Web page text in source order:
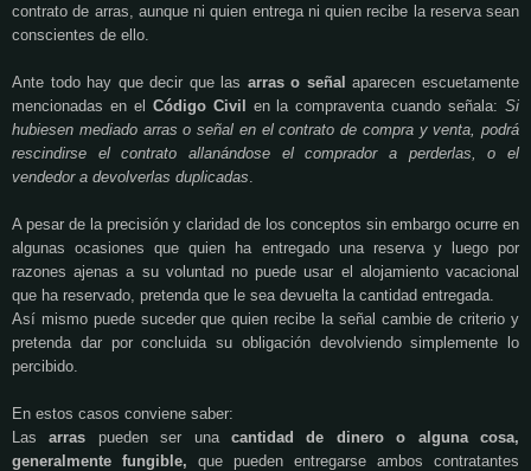
contrato de arras, aunque ni quien entrega ni quien recibe la reserva sean
conscientes de ello.
Ante todo hay que decir que las arras o señalaparecen escuetamente
mencionadas en el Código Civil en la compraventa cuando señala:Si
hubiesen mediado arras o señal en el contrato de compra y venta, podrá
rescindirse el contrato allanándose el comprador a perderlas, o el
vendedor a devolverlas duplicadas
A pesar de la precisión y claridad de los conceptos sin embargo ocurre en
algunas ocasiones que quien ha entregado una reserva y luego por
razones ajenas a su voluntad no puede usar el alojamiento vacacional
que ha reservado, pretenda que le sea devuelta la cantidad entregada.
Así mismo puede suceder que quien recibe la señal cambie de criterio y
pretenda dar por concluida su obligación devolviendo simplemente lo
percibido.
En estos casos conviene saber:
Lasarras pueden ser unacantidad de dinero o alguna cosa,
generalmente fungible, que pueden entregarse ambos contratantes